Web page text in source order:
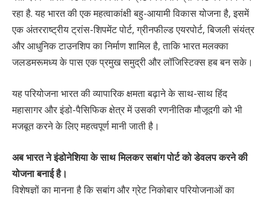
रहा है. यह भारत की एक महत्वाकांक्षी बहु-आयामी विकास योजना है, इसमें
एक अंतरराष्ट्रीय ट्रांस-शिपमेंट पोर्ट, ग्रीनफील्ड एयरपोर्ट, बिजली संयंत्र
और आधुनिक टाउनशिप का निर्माण शामिल है, ताकि भारत मलक्का
जलडमरूमध्य के पास एक प्रमुख समुद्री और लॉजिस्टिक्स हब बन सके।
यह परियोजना भारत की व्यापारिक क्षमता बढ़ाने के साथ-साथ हिंद
महासागर और इंडो-पैसिफिक क्षेत्र में उसकी रणनीतिक मौजूदगी को भी
मजबूत करने के लिए महत्वपूर्ण मानी जाती है।
अब भारत ने इंडोनेशिया के साथ मिलकर सबांग पोर्ट को डेवलप करने की
योजना बनाई है।
विशेषज्ञों का मानना है कि सबांग और ग्रेट निकोबार परियोजनाओं का